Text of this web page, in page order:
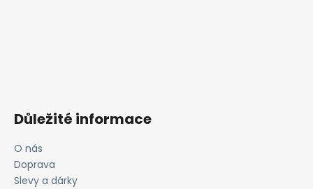
Důležité informace
O nás
Doprava
Slevy a dárky